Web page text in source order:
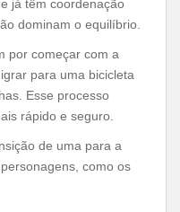
já têm coordenação
dominam o equilíbrio.
por começar com a
para uma bicicleta
Esse processo
rápido e seguro.
de uma para a
como os